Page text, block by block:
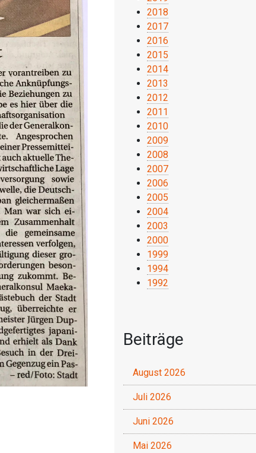
2018
2017
2016
2015
2014
2013
2012
2011
2010
2009
2008
2007
2006
2005
2004
2003
2000
1999
1994
1992
Beiträge
August 2026
Juli 2026
Juni 2026
Mai 2026